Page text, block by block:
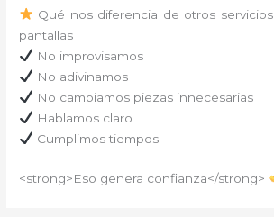
Qué nos diferencia de otros
pantallas
No improvisamos
No adivinamos
No cambiamos piezas innecesarias
Hablamos claro
Cumplimos tiempos
<strong>Eso genera confianza</strong>